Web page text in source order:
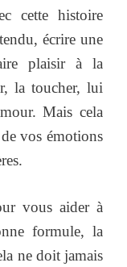
cette histoire
écrire une
plaisir à la
la toucher, lui
Mais cela
vos émotions
vous aider à
formule, la
ne doit jamais